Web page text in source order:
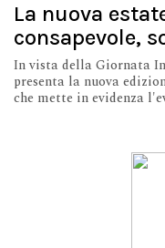
La nuova
consapevole,
In vista della Giornata
presenta la nuova
che mette in evidenza